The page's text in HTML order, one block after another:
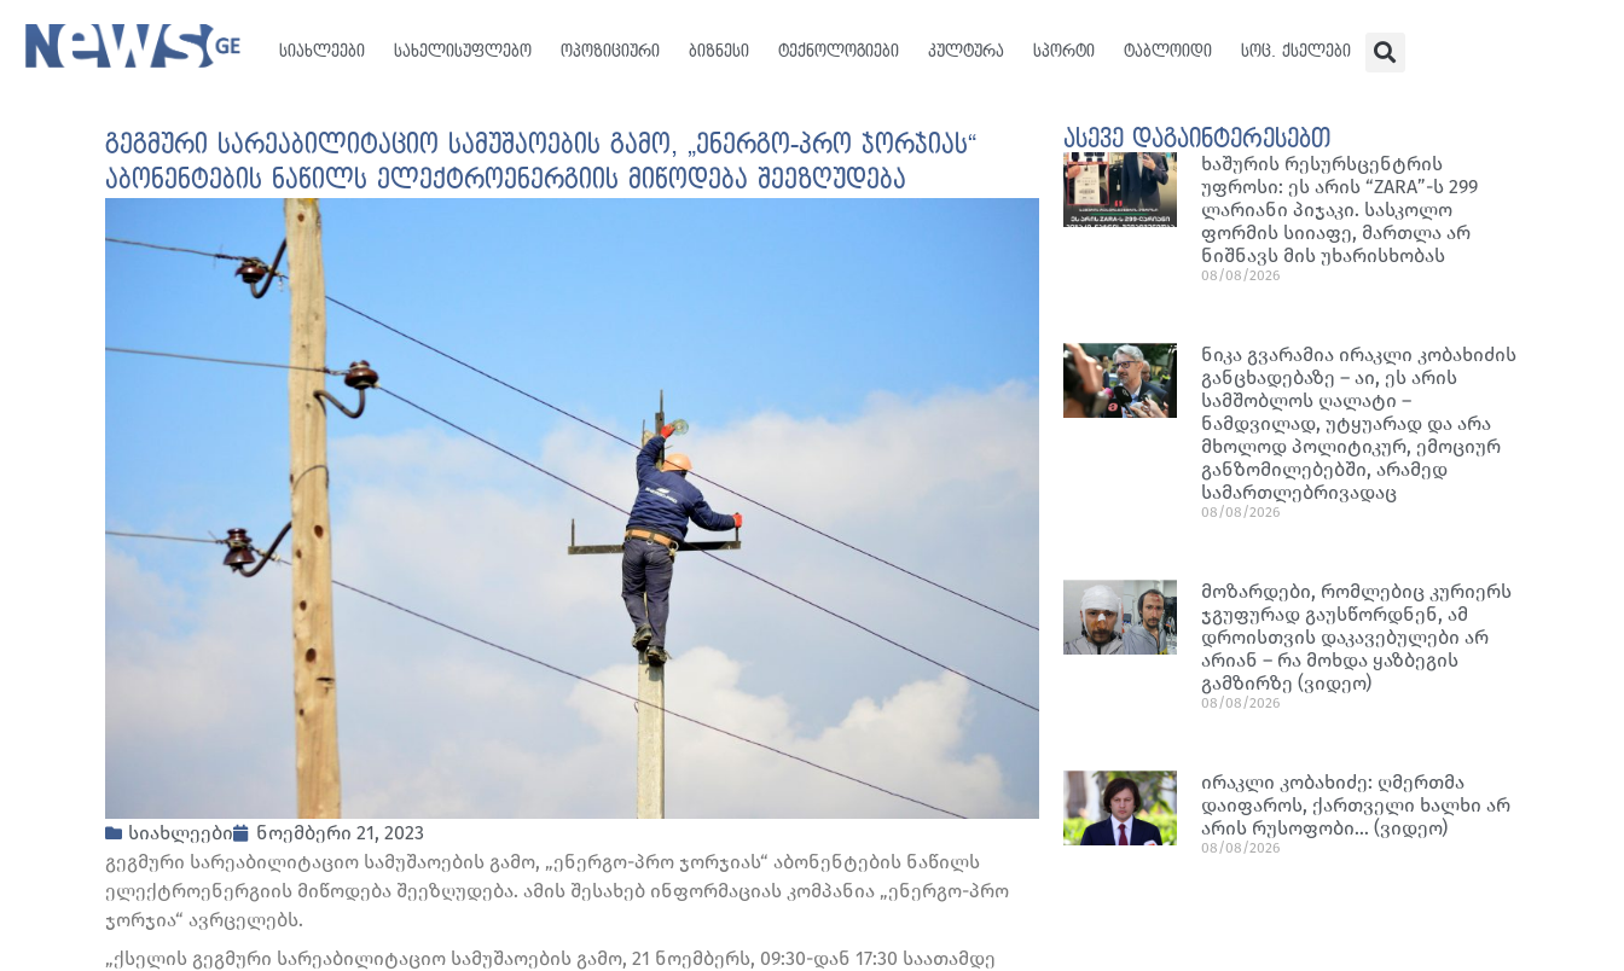
სიახლეები სახელისუფლებო ოპოზიციური ბიზნესი ტექნოლოგიები კულტურა სპორტი ტაბლოიდი სოც. ქსელები
გეგმური სარეაბილიტაციო სამუშაოების გამო, „ენერგო-პრო ჯორჯიას“
აბონენტების ნაწილს ელექტროენერგიის მიწოდება შეეზღუდება
სიახლეები
ნოემბერი 21, 2023
გეგმური სარეაბილიტაციო სამუშაოების გამო, „ენერგო-პრო ჯორჯიას“ აბონენტების ნაწილს
ელექტროენერგიის მიწოდება შეეზღუდება. ამის შესახებ ინფორმაციას კომპანია „ენერგო-პრო
ჯორჯია“ ავრცელებს.
„ქსელის გეგმური სარეაბილიტაციო სამუშაოების გამო, 21 ნოემბერს, 09:30-დან 17:30 საათამდე
ასევე დაგაინტერესებთ
ხაშურის რესურსცენტრის
უფროსი: ეს არის “ZARA”-ს 299
ლარიანი პიჯაკი. სასკოლო
ფორმის სიიაფე, მართლა არ
ნიშნავს მის უხარისხობას
08/08/2026
ნიკა გვარამია ირაკლი კობახიძის
განცხადებაზე – აი, ეს არის
სამშობლოს ღალატი –
ნამდვილად, უტყუარად და არა
მხოლოდ პოლიტიკურ, ემოციურ
განზომილებებში, არამედ
სამართლებრივადაც
08/08/2026
მოზარდები, რომლებიც კურიერს
ჯგუფურად გაუსწორდნენ, ამ
დროისთვის დაკავებულები არ
არიან – რა მოხდა ყაზბეგის
გამზირზე (ვიდეო)
08/08/2026
ირაკლი კობახიძე: ღმერთმა
დაიფაროს, ქართველი ხალხი არ
არის რუსოფობი… (ვიდეო)
08/08/2026